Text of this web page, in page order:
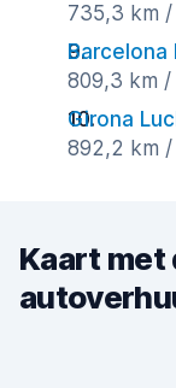
735,3 km /
Barcelona
809,3 km /
Girona
892,2 km /
Kaart met